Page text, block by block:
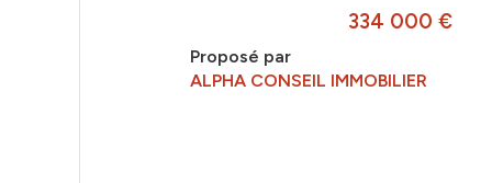
334 000 €
Proposé par
ALPHA CONSEIL IMMOBILIER